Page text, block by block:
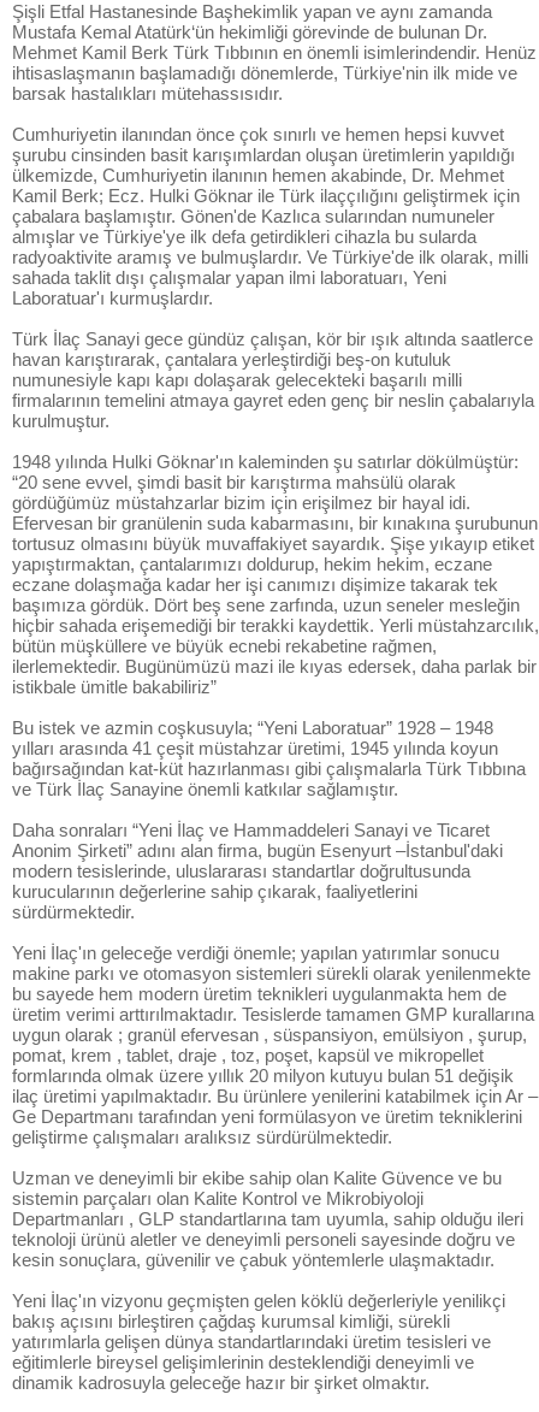
Şişli Etfal Hastanesinde Başhekimlik yapan ve aynı zamanda
Mustafa Kemal Atatürk‘ün hekimliği görevinde de bulunan Dr.
Mehmet Kamil Berk Türk Tıbbının en önemli isimlerindendir. Henüz
ihtisaslaşmanın başlamadığı dönemlerde, Türkiye'nin ilk mide ve
barsak hastalıkları mütehassısıdır.
Cumhuriyetin ilanından önce çok sınırlı ve hemen hepsi kuvvet
şurubu cinsinden basit karışımlardan oluşan üretimlerin yapıldığı
ülkemizde, Cumhuriyetin ilanının hemen akabinde, Dr. Mehmet
Kamil Berk; Ecz. Hulki Göknar ile Türk ilaççılığını geliştirmek için
çabalara başlamıştır. Gönen'de Kazlıca sularından numuneler
almışlar ve Türkiye'ye ilk defa getirdikleri cihazla bu sularda
radyoaktivite aramış ve bulmuşlardır. Ve Türkiye'de ilk olarak, milli
sahada taklit dışı çalışmalar yapan ilmi laboratuarı, Yeni
Laboratuar'ı kurmuşlardır.
Türk İlaç Sanayi gece gündüz çalışan, kör bir ışık altında saatlerce
havan karıştırarak, çantalara yerleştirdiği beş-on kutuluk
numunesiyle kapı kapı dolaşarak gelecekteki başarılı milli
firmalarının temelini atmaya gayret eden genç bir neslin çabalarıyla
kurulmuştur.
1948 yılında Hulki Göknar'ın kaleminden şu satırlar dökülmüştür:
“20 sene evvel, şimdi basit bir karıştırma mahsülü olarak
gördüğümüz müstahzarlar bizim için erişilmez bir hayal idi.
Efervesan bir granülenin suda kabarmasını, bir kınakına şurubunun
tortusuz olmasını büyük muvaffakiyet sayardık. Şişe yıkayıp etiket
yapıştırmaktan, çantalarımızı doldurup, hekim hekim, eczane
eczane dolaşmağa kadar her işi canımızı dişimize takarak tek
başımıza gördük. Dört beş sene zarfında, uzun seneler mesleğin
hiçbir sahada erişemediği bir terakki kaydettik. Yerli müstahzarcılık,
bütün müşküllere ve büyük ecnebi rekabetine rağmen,
ilerlemektedir. Bugünümüzü mazi ile kıyas edersek, daha parlak bir
istikbale ümitle bakabiliriz”
Bu istek ve azmin coşkusuyla; “Yeni Laboratuar” 1928 – 1948
yılları arasında 41 çeşit müstahzar üretimi, 1945 yılında koyun
bağırsağından kat-küt hazırlanması gibi çalışmalarla Türk Tıbbına
ve Türk İlaç Sanayine önemli katkılar sağlamıştır.
Daha sonraları “Yeni İlaç ve Hammaddeleri Sanayi ve Ticaret
Anonim Şirketi” adını alan firma, bugün Esenyurt –İstanbul'daki
modern tesislerinde, uluslararası standartlar doğrultusunda
kurucularının değerlerine sahip çıkarak, faaliyetlerini
sürdürmektedir.
Yeni İlaç'ın geleceğe verdiği önemle; yapılan yatırımlar sonucu
makine parkı ve otomasyon sistemleri sürekli olarak yenilenmekte
bu sayede hem modern üretim teknikleri uygulanmakta hem de
üretim verimi arttırılmaktadır. Tesislerde tamamen GMP kurallarına
uygun olarak ; granül efervesan , süspansiyon, emülsiyon , şurup,
pomat, krem , tablet, draje , toz, poşet, kapsül ve mikropellet
formlarında olmak üzere yıllık 20 milyon kutuyu bulan 51 değişik
ilaç üretimi yapılmaktadır. Bu ürünlere yenilerini katabilmek için Ar –
Ge Departmanı tarafından yeni formülasyon ve üretim tekniklerini
geliştirme çalışmaları aralıksız sürdürülmektedir.
Uzman ve deneyimli bir ekibe sahip olan Kalite Güvence ve bu
sistemin parçaları olan Kalite Kontrol ve Mikrobiyoloji
Departmanları , GLP standartlarına tam uyumla, sahip olduğu ileri
teknoloji ürünü aletler ve deneyimli personeli sayesinde doğru ve
kesin sonuçlara, güvenilir ve çabuk yöntemlerle ulaşmaktadır.
Yeni İlaç'ın vizyonu geçmişten gelen köklü değerleriyle yenilikçi
bakış açısını birleştiren çağdaş kurumsal kimliği, sürekli
yatırımlarla gelişen dünya standartlarındaki üretim tesisleri ve
eğitimlerle bireysel gelişimlerinin desteklendiği deneyimli ve
dinamik kadrosuyla geleceğe hazır bir şirket olmaktır.